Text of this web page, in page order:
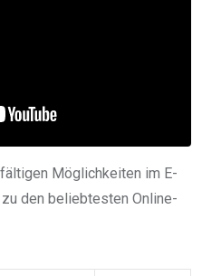
Möglichkeiten im E-
den beliebtesten Online-